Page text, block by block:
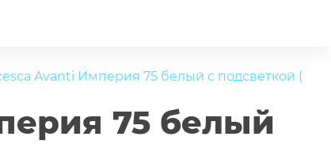
Avanti Империя 75 белый с подсветкой
75 белый